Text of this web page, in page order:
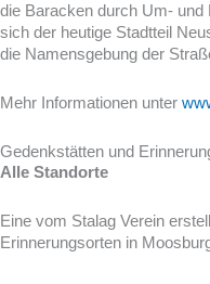
die Baracken durch Um-
sich der heutige Stadtteil
die Namensgebung der
Mehr Informationen unter
Gedenkstätten und
Alle Standorte
Eine vom Stalag Verein
Erinnerungsorten in